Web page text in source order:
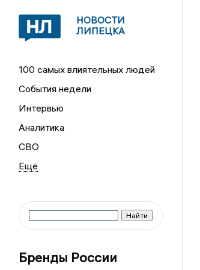
НОВОСТИ
ЛИПЕЦКА
100 самых влиятельных людей
События недели
Интервью
Аналитика
СВО
Бренды России